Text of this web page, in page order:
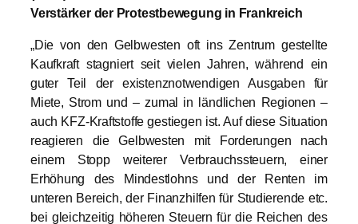
Verstärker der Protestbewegung in Frankreich
„Die von den Gelbwesten oft ins Zentrum gestellte
Kaufkraft stagniert seit vielen Jahren, während ein
guter Teil der existenznotwendigen Ausgaben für
Miete, Strom und – zumal in ländlichen Regionen –
auch KFZ-Kraftstoffe gestiegen ist. Auf diese Situation
reagieren die Gelbwesten mit Forderungen nach
einem Stopp weiterer Verbrauchssteuern, einer
Erhöhung des Mindestlohns und der Renten im
unteren Bereich, der Finanzhilfen für Studierende etc.
bei gleichzeitig höheren Steuern für die Reichen des